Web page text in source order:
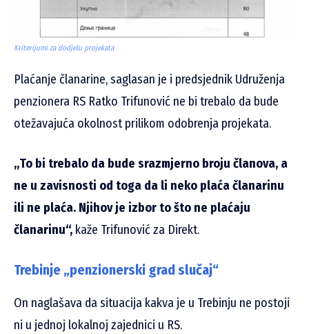
Kriterijumi za dodjelu projekata
Plaćanje članarine, saglasan je i predsjednik Udruženja
penzionera RS Ratko Trifunović ne bi trebalo da bude
otežavajuća okolnost prilikom odobrenja projekata.
„To bi trebalo da bude srazmjerno broju članova, a
ne u zavisnosti od toga da li neko plaća članarinu
ili ne plaća. Njihov je izbor to što ne plaćaju
članarinu“, kaže Trifunović za Direkt.
Trebinje „penzionerski grad slučaj“
On naglašava da situacija kakva je u Trebinju ne postoji
ni u jednoj lokalnoj zajednici u RS.